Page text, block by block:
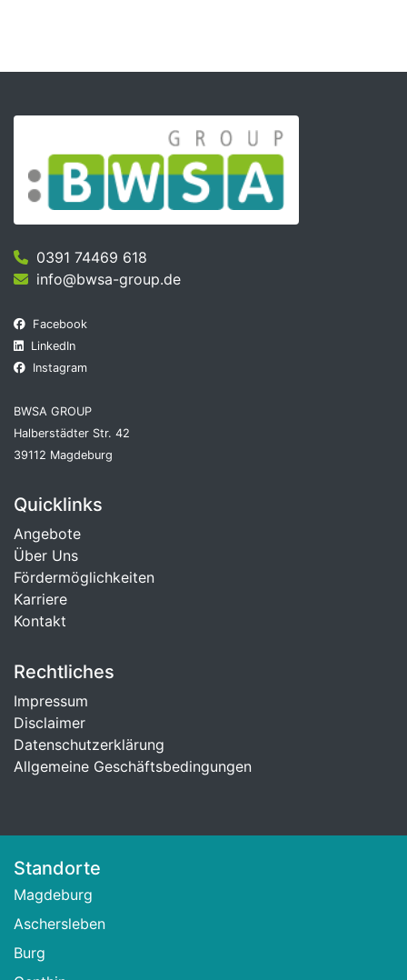
0391 74469 618
info@bwsa-group.de
Facebook
LinkedIn
Instagram
BWSA GROUP
Halberstädter Str. 42
39112 Magdeburg
Quicklinks
Angebote
Über Uns
Fördermöglichkeiten
Karriere
Kontakt
Rechtliches
Impressum
Disclaimer
Datenschutzerklärung
Allgemeine Geschäftsbedingungen
Standorte
Magdeburg
Aschersleben
Burg